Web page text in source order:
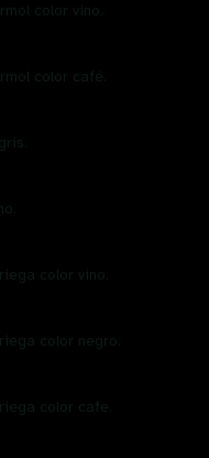
color vino.
color café.
color vino.
color negro.
color cafe.